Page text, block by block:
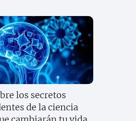
los secretos
de la ciencia